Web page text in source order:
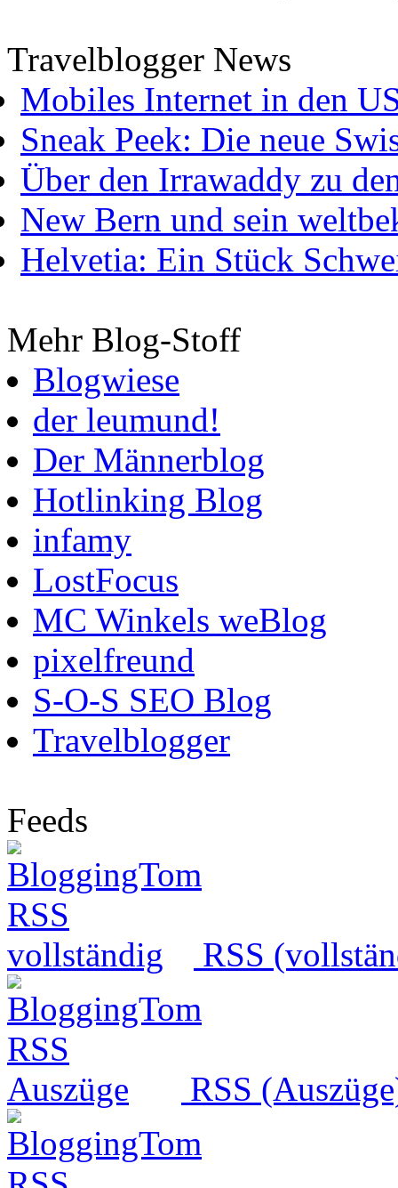
Travelblogger News
Mobiles Internet in den
Sneak Peek: Die neue
Über den Irrawaddy zu
New Bern und sein
Helvetia: Ein Stück
Mehr Blog-Stoff
Blogwiese
der leumund!
Der Männerblog
Hotlinking Blog
infamy
LostFocus
MC Winkels weBlog
pixelfreund
S-O-S SEO Blog
Travelblogger
Feeds
RSS
RSS